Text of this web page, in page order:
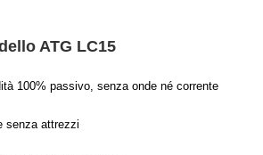
ATG LC15
100% passivo, senza onde né corrente
senza attrezzi